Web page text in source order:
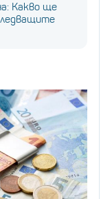
Какво ще